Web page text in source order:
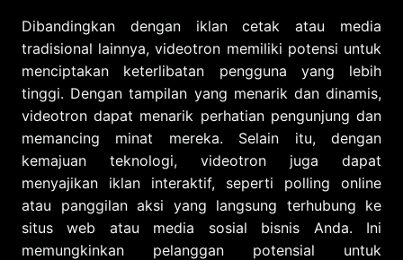
Dibandingkan dengan iklan cetak atau media
tradisional lainnya, videotron memiliki potensi untuk
menciptakan keterlibatan pengguna yang lebih
tinggi. Dengan tampilan yang menarik dan dinamis,
videotron dapat menarik perhatian pengunjung dan
memancing minat mereka. Selain itu, dengan
kemajuan teknologi, videotron juga dapat
menyajikan iklan interaktif, seperti polling online
atau panggilan aksi yang langsung terhubung ke
situs web atau media sosial bisnis Anda. Ini
memungkinkan pelanggan potensial untuk